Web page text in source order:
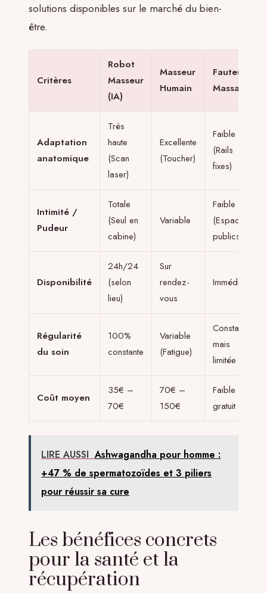
solutions disponibles sur le marché du bien-
être.
Critères
Robot
Masseur
(IA)
Masseur
Humain
Fauteuil
Massant
Adaptation
anatomique
Très
haute
(Scan
laser)
Excellente
(Toucher)
Faible
(Rails
fixes)
Intimité /
Pudeur
Totale
(Seul en
cabine)
Variable
Faible
(Espaces
publics)
Disponibilité
24h/24
(selon
lieu)
Sur
rendez-
vous
Immédiate
Régularité
du soin
100%
constante
Variable
(Fatigue)
Constante
mais
limitée
Coût moyen
35€ –
70€
70€ –
150€
Faible ou
gratuit
LIRE AUSSI Ashwagandha pour homme :
+47 % de spermatozoïdes et 3 piliers
pour réussir sa cure
Les bénéfices concrets
pour la santé et la
récupération